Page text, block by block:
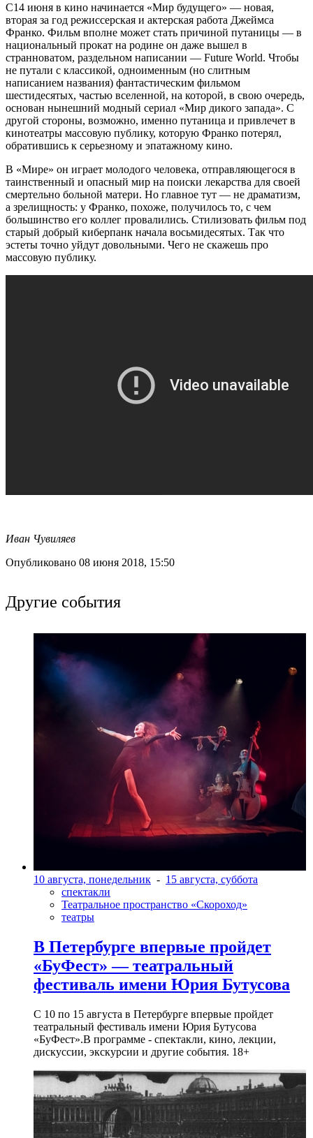
С14 июня в кино начинается «Мир будущего» — новая,
вторая за год режиссерская и актерская работа Джеймса
Франко. Фильм вполне может стать причиной путаницы — в
национальный прокат на родине он даже вышел в
странноватом, раздельном написании — Future World. Чтобы
не путали с классикой, одноименным (но слитным
написанием названия) фантастическим фильмом
шестидесятых, частью вселенной, на которой, в свою очередь,
основан нынешний модный сериал «Мир дикого запада». С
другой стороны, возможно, именно путаница и привлечет в
кинотеатры массовую публику, которую Франко потерял,
обратившись к серьезному и эпатажному кино.
В «Мире» он играет молодого человека, отправляющегося в
таинственный и опасный мир на поиски лекарства для своей
смертельно больной матери. Но главное тут — не драматизм,
а зрелищность: у Франко, похоже, получилось то, с чем
большинство его коллег провалились. Стилизовать фильм под
старый добрый киберпанк начала восьмидесятых. Так что
эстеты точно уйдут довольными. Чего не скажешь про
массовую публику.
Иван Чувиляев
Опубликовано 08 июня 2018, 15:50
Другие события
10 августа, понедельник - 15 августа, суббота
спектакли
Театральное пространство «Скороход»
театры
В Петербурге впервые пройдет
«БуФест» — театральный
фестиваль имени Юрия Бутусова
С 10 по 15 августа в Петербурге впервые пройдет
театральный фестиваль имени Юрия Бутусова
«БуФест».В программе - спектакли, кино, лекции,
дискуссии, экскурсии и другие события. 18+